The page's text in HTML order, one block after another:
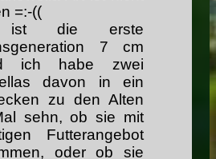
=:-((
ist die erste
7 cm
ich habe zwei
davon in ein
zu den Alten
sehn, ob sie mit
Futterangebot
oder ob sie